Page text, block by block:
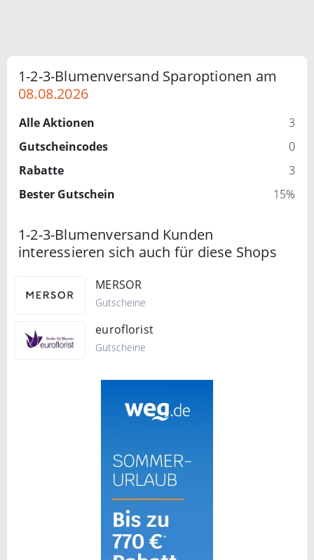
1-2-3-Blumenversand Sparoptionen am
08.08.2026
Alle Aktionen
3
Gutscheincodes
0
Rabatte
3
Bester Gutschein
15%
1-2-3-Blumenversand Kunden
interessieren sich auch für diese Shops
MERSOR
Gutscheine
euroflorist
Gutscheine